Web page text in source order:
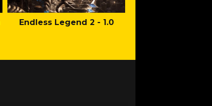
Endless Legend 2 - 1.0